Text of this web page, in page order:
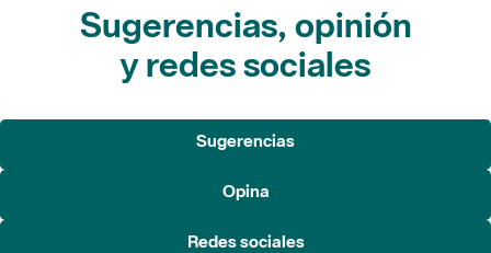
Sugerencias, opinión
y redes sociales
Sugerencias
Opina
Redes sociales